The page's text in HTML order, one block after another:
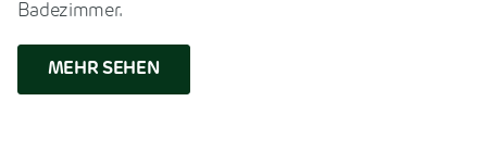
Badezimmer.
MEHR SEHEN